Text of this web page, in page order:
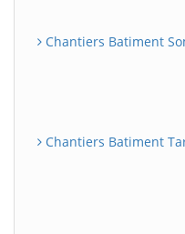
Chantiers Batiment
Chantiers Batiment